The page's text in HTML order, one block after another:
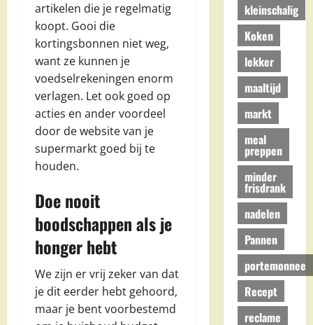
artikelen die je regelmatig
koopt. Gooi die
kortingsbonnen niet weg,
want ze kunnen je
voedselrekeningen enorm
verlagen. Let ook goed op
acties en ander voordeel
door de website van je
supermarkt goed bij te
houden.
Doe nooit
boodschappen als je
honger hebt
We zijn er vrij zeker van dat
je dit eerder hebt gehoord,
maar je bent voorbestemd
kleinschalig
Koken
lekker
maaltijd
markt
meal
preppen
minder
frisdrank
nadelen
Pannen
portemonnee
Recept
reclame